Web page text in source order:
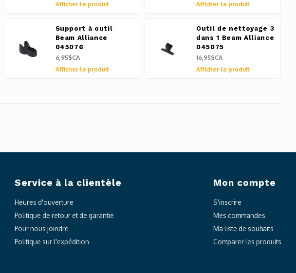
Afficher le produit Afficher le produit
Support à outil
Beam Alliance
045076
6,95$CA
Afficher le produit
Outil de nettoyage 3
dans 1 Beam Alliance
045075
16,95$CA
Afficher le produit
Service à la clientèle
Heures d'ouverture
Politique de retour et de garantie
Pour nous joindre
Politique sur l'expédition
Mon compte
S'inscrire
Mes commandes
Ma liste de souhaits
Comparer les produits